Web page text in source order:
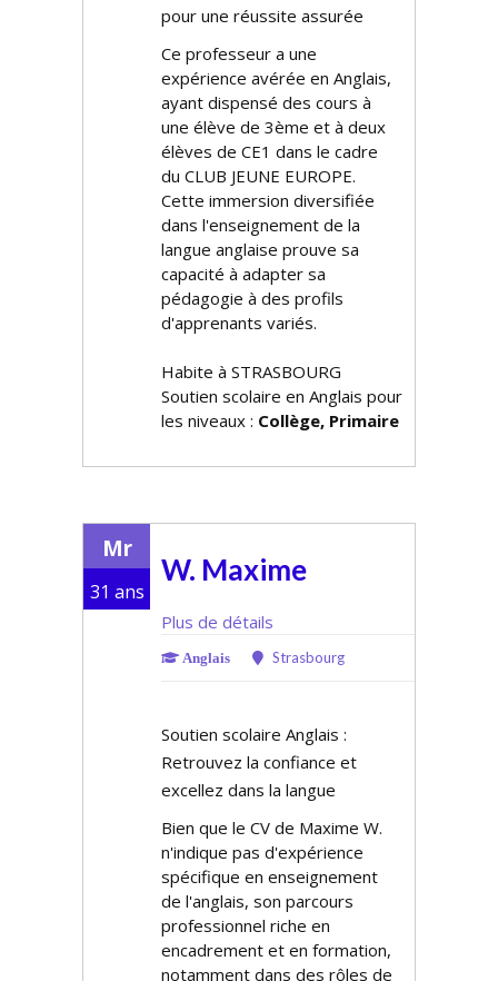
pour une réussite assurée
Ce professeur a une
expérience avérée en Anglais,
ayant dispensé des cours à
une élève de 3ème et à deux
élèves de CE1 dans le cadre
du CLUB JEUNE EUROPE.
Cette immersion diversifiée
dans l'enseignement de la
langue anglaise prouve sa
capacité à adapter sa
pédagogie à des profils
d'apprenants variés.
Habite à STRASBOURG
Soutien scolaire en Anglais pour
les niveaux : Collège, Primaire
Mr
31 ans
W. Maxime
Plus de détails
Anglais Strasbourg
Soutien scolaire Anglais :
Retrouvez la confiance et
excellez dans la langue
Bien que le CV de Maxime W.
n'indique pas d'expérience
spécifique en enseignement
de l'anglais, son parcours
professionnel riche en
encadrement et en formation,
notamment dans des rôles de